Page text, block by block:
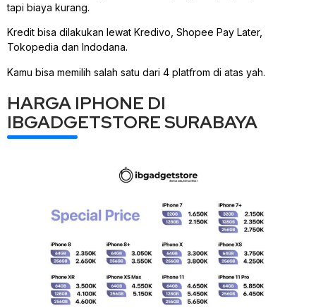
tapi biaya kurang.
Kredit bisa dilakukan lewat Kredivo, Shopee Pay Later,
Tokopedia dan Indodana.
Kamu bisa memilih salah satu dari 4 platfrom di atas yah.
HARGA IPHONE DI
IBGADGETSTORE SURABAYA